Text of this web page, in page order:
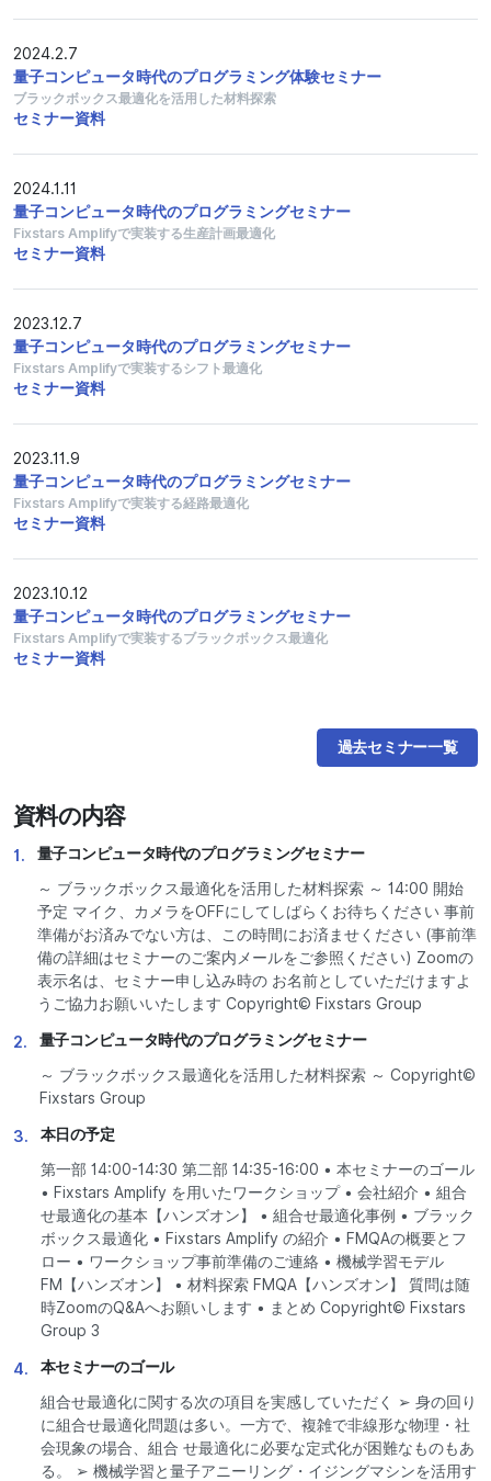
2024.2.7
量子コンピュータ時代のプログラミング体験セミナー
ブラックボックス最適化を活用した材料探索
セミナー資料
2024.1.11
量子コンピュータ時代のプログラミングセミナー
Fixstars Amplifyで実装する生産計画最適化
セミナー資料
2023.12.7
量子コンピュータ時代のプログラミングセミナー
Fixstars Amplifyで実装するシフト最適化
セミナー資料
2023.11.9
量子コンピュータ時代のプログラミングセミナー
Fixstars Amplifyで実装する経路最適化
セミナー資料
2023.10.12
量子コンピュータ時代のプログラミングセミナー
Fixstars Amplifyで実装するブラックボックス最適化
セミナー資料
過去セミナー一覧
資料の内容
1.
量子コンピュータ時代のプログラミングセミナー
～ ブラックボックス最適化を活用した材料探索 ～ 14:00 開始
予定 マイク、カメラをOFFにしてしばらくお待ちください 事前
準備がお済みでない方は、この時間にお済ませください (事前準
備の詳細はセミナーのご案内メールをご参照ください) Zoomの
表示名は、セミナー申し込み時の お名前としていただけますよ
うご協力お願いいたします Copyright© Fixstars Group
2.
量子コンピュータ時代のプログラミングセミナー
～ ブラックボックス最適化を活用した材料探索 ～ Copyright©
Fixstars Group
3.
本日の予定
第一部 14:00-14:30 第二部 14:35-16:00 • 本セミナーのゴール
• Fixstars Amplify を用いたワークショップ • 会社紹介 • 組合
せ最適化の基本【ハンズオン】 • 組合せ最適化事例 • ブラック
ボックス最適化 • Fixstars Amplify の紹介 • FMQAの概要とフ
ロー • ワークショップ事前準備のご連絡 • 機械学習モデル
FM【ハンズオン】 • 材料探索 FMQA【ハンズオン】 質問は随
時ZoomのQ&Aへお願いします • まとめ Copyright© Fixstars
Group 3
4.
本セミナーのゴール
組合せ最適化に関する次の項目を実感していただく ➢ 身の回り
に組合せ最適化問題は多い。一方で、複雑で非線形な物理・社
会現象の場合、組合 せ最適化に必要な定式化が困難なものもあ
る。 ➢ 機械学習と量子アニーリング・イジングマシンを活用す